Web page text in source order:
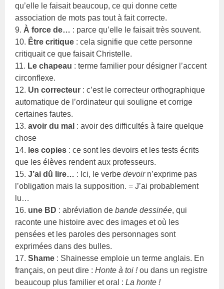
qu’elle le faisait beaucoup, ce qui donne cette
association de mots pas tout à fait correcte.
9. À force de… : parce qu’elle le faisait très souvent.
10. Être critique : cela signifie que cette personne
critiquait ce que faisait Christelle.
11. Le chapeau : terme familier pour désigner l’accent
circonflexe.
12. Un correcteur : c’est le correcteur orthographique
automatique de l’ordinateur qui souligne et corrige
certaines fautes.
13.avoir du mal : avoir des difficultés à faire quelque
chose
14. les copies : ce sont les devoirs et les tests écrits
que les élèves rendent aux professeurs.
15.J’ai dû lire… : Ici, le verbedevoirn’exprime pas
l’obligation mais la supposition. = J’ai probablement
lu…
16. une BD : abréviation debande dessinée, qui
raconte une histoire avec des images et où les
pensées et les paroles des personnages sont
exprimées dans des bulles.
17.Shame : Shainesse emploie un terme anglais. En
français, on peut dire :Honte à toi !ou dans un registre
beaucoup plus familier et oral :La honte !